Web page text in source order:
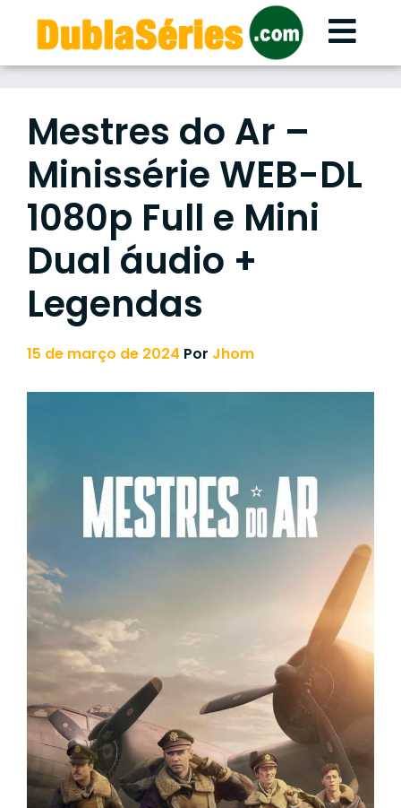
content
Mestres do Ar –
Minissérie WEB-DL
1080p Full e Mini
Dual áudio +
Legendas
15 de março de 2024 Por Jhom